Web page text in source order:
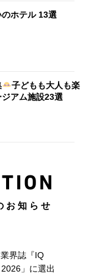
ホテル 13選
子どもも大人も楽
ジアム施設23選
お知らせ
界誌『IQ
」に選出